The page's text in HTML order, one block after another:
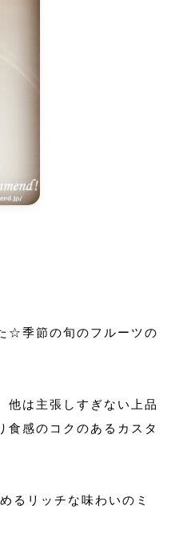
☆季節の旬のフルーツの
他は主張しすぎない上品
食感のコクのあるカスタ
るリッチな味わいのミ